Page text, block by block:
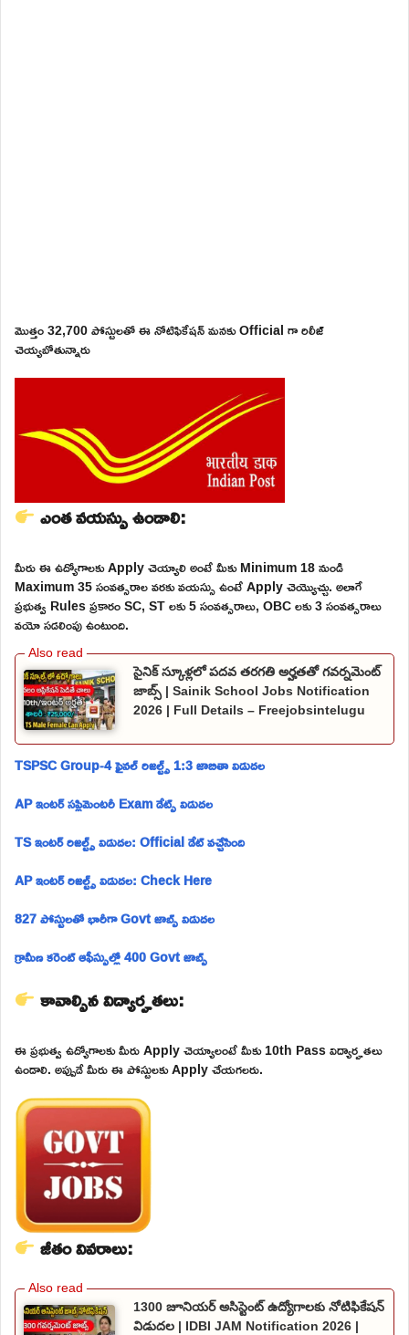
మొత్తం 32,700 పోస్టులతో ఈ నోటిఫికేషన్ మనకు Official గా రిలీజ్
చెయ్యబోతున్నారు
ఎంత వయస్సు ఉండాలి:
మీరు ఈ ఉద్యోగాలకు Apply చెయ్యాలి అంటే మీకు Minimum 18 నుండి
Maximum 35 సంవత్సరాల వరకు వయస్సు ఉంటే Apply చెయ్యొచ్చు. అలాగే
ప్రభుత్వ Rules ప్రకారం SC, ST లకు 5 సంవత్సరాలు, OBC లకు 3 సంవత్సరాలు
వయో సడలింపు ఉంటుంది.
సైనిక్ స్కూళ్లలో పదవ తరగతి అర్హతతో గవర్నమెంట్
జాబ్స్ | Sainik School Jobs Notification
2026 | Full Details – Freejobsintelugu
TSPSC Group-4 ఫైనల్ రిజల్ట్స్ 1:3 జాబితా విడుదల
AP ఇంటర్ సప్లిమెంటరీ Exam డేట్స్ విడుదల
TS ఇంటర్ రిజల్ట్స్ విడుదల: Official డేట్ వచ్చేసింది
AP ఇంటర్ రిజల్ట్స్ విడుదల: Check Here
827 పోస్టులతో భారీగా Govt జాబ్స్ విడుదల
గ్రామీణ కరెంట్ ఆఫీస్సుల్లో 400 Govt జాబ్స్
కావాల్సిన విద్యార్హతలు:
ఈ ప్రభుత్వ ఉద్యోగాలకు మీరు Apply చెయ్యాలంటే మీకు 10th Pass విద్యార్హతలు
ఉండాలి. అప్పుడే మీరు ఈ పోస్టులకు Apply చేయగలరు.
జీతం వివరాలు:
1300 జూనియర్ అసిస్టెంట్ ఉద్యోగాలకు నోటిఫికేషన్
విడుదల | IDBI JAM Notification 2026 |